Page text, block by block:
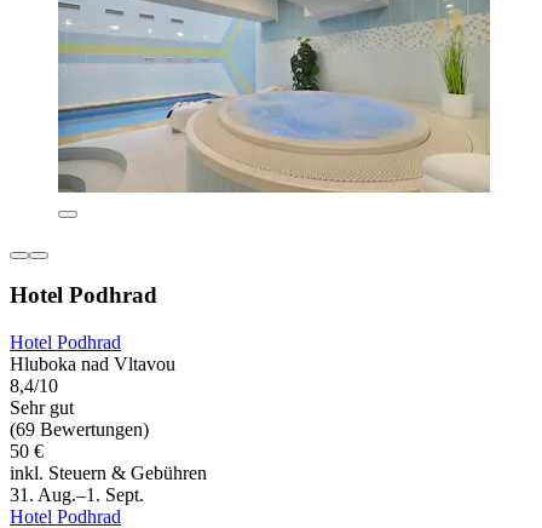
Hotel Podhrad
Hotel Podhrad
Hluboka nad Vltavou
8,4/10
Sehr gut
(69 Bewertungen)
50 €
inkl. Steuern & Gebühren
31. Aug.–1. Sept.
Hotel Podhrad